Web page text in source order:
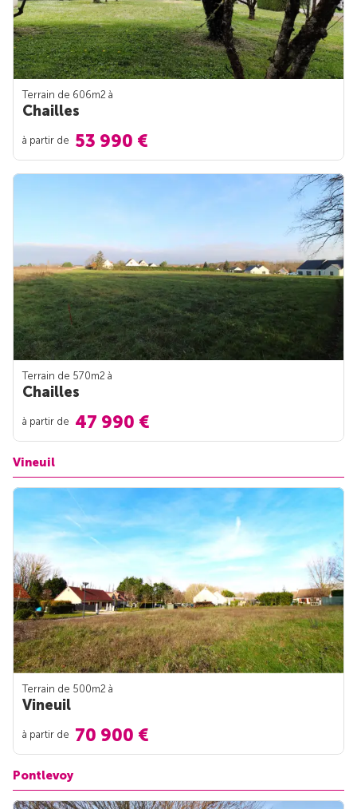
Terrain de 606m2 à
Chailles
à partir de 53 990 €
Terrain de 570m2 à
Chailles
à partir de 47 990 €
Vineuil
Terrain de 500m2 à
Vineuil
à partir de 70 900 €
Pontlevoy